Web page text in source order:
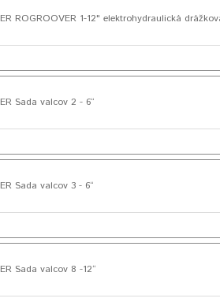
ROGROOVER 1-12" elektrohydraulická
Sada valcov 2 - 6“
Sada valcov 3 - 6“
Sada valcov 8 -12“